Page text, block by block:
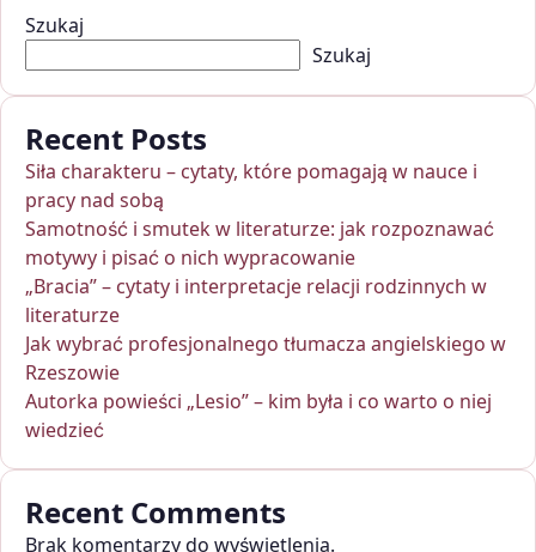
Szukaj
Szukaj
Recent Posts
Siła charakteru – cytaty, które pomagają w nauce i
pracy nad sobą
Samotność i smutek w literaturze: jak rozpoznawać
motywy i pisać o nich wypracowanie
„Bracia” – cytaty i interpretacje relacji rodzinnych w
literaturze
Jak wybrać profesjonalnego tłumacza angielskiego w
Rzeszowie
Autorka powieści „Lesio” – kim była i co warto o niej
wiedzieć
Recent Comments
Brak komentarzy do wyświetlenia.